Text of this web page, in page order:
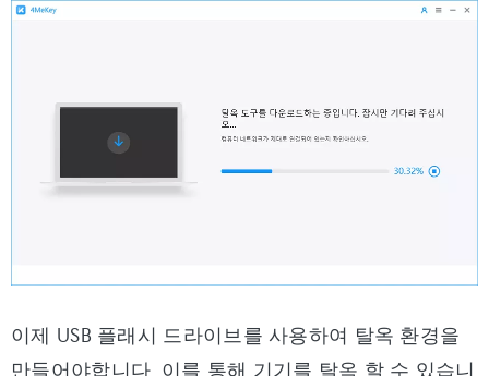
이제 USB 플래시 드라이브를 사용하여 탈옥 환경을
만들어야합니다. 이를 통해 기기를 탈옥 할 수 있습니